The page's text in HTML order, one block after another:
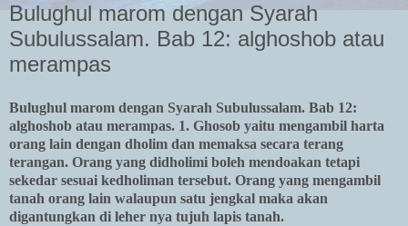
Bulughul marom dengan Syarah
Subulussalam. Bab 12: alghoshob atau
merampas
Bulughul marom dengan Syarah Subulussalam. Bab 12:
alghoshob atau merampas. 1. Ghosob yaitu mengambil harta
orang lain dengan dholim dan memaksa secara terang
terangan. Orang yang didholimi boleh mendoakan tetapi
sekedar sesuai kedholiman tersebut. Orang yang mengambil
tanah orang lain walaupun satu jengkal maka akan
digantungkan di leher nya tujuh lapis tanah.